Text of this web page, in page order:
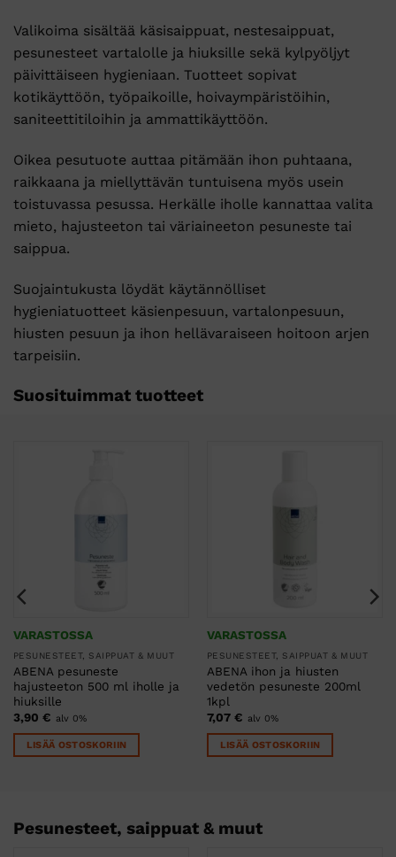
Valikoima sisältää käsisaippuat, nestesaippuat,
pesunesteet vartalolle ja hiuksille sekä kylpyöljyt
päivittäiseen hygieniaan. Tuotteet sopivat
kotikäyttöön, työpaikoille, hoivaympäristöihin,
saniteettitiloihin ja ammattikäyttöön.
Oikea pesutuote auttaa pitämään ihon puhtaana,
raikkaana ja miellyttävän tuntuisena myös usein
toistuvassa pesussa. Herkälle iholle kannattaa valita
mieto, hajusteeton tai väriaineeton pesuneste tai
saippua.
Suojaintukusta löydät käytännölliset
hygieniatuotteet käsienpesuun, vartalonpesuun,
hiusten pesuun ja ihon hellävaraiseen hoitoon arjen
tarpeisiin.
Suosituimmat tuotteet
VARASTOSSA
PESUNESTEET, SAIPPUAT & MUUT
ABENA pesuneste
hajusteeton 500 ml iholle ja
hiuksille
3,90 € alv 0%
LISÄÄ OSTOSKORIIN
VARASTOSSA
PESUNESTEET, SAIPPUAT & MUUT
ABENA ihon ja hiusten
vedetön pesuneste 200ml
1kpl
7,07 € alv 0%
LISÄÄ OSTOSKORIIN
Pesunesteet, saippuat & muut